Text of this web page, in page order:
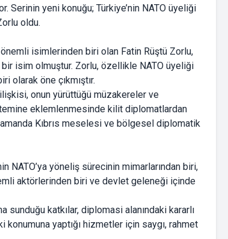
Serinin yeni konuğu; Türkiye’nin NATO üyeliği
oldu.
isimlerinden biri olan Fatin Rüştü Zorlu,
bir isim olmuştur. Zorlu, özellikle NATO üyeliği
öne çıkmıştır.
onun yürüttüğü müzakereler ve
eklemlenmesinde kilit diplomatlardan
Kıbrıs meselesi ve bölgesel diplomatik
NATO’ya yöneliş sürecinin mimarlarından biri,
aktörlerinden biri ve devlet geleneği içinde
sunduğu katkılar, diplomasi alanındaki kararlı
yaptığı hizmetler için saygı, rahmet